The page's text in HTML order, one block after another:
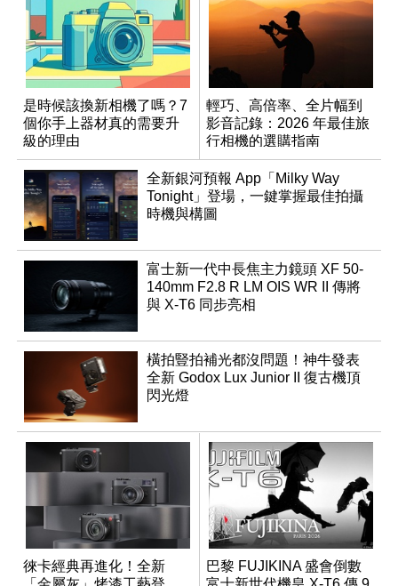
是時候該換新相機了嗎？7
個你手上器材真的需要升
級的理由
輕巧、高倍率、全片幅到
影音記錄：2026 年最佳旅
行相機的選購指南
全新銀河預報 App「Milky Way
Tonight」登場，一鍵掌握最佳拍攝
時機與構圖
富士新一代中長焦主力鏡頭 XF 50-
140mm F2.8 R LM OIS WR II 傳將
與 X-T6 同步亮相
橫拍豎拍補光都沒問題！神牛發表
全新 Godox Lux Junior II 復古機頂
閃光燈
徠卡經典再進化！全新
巴黎 FUJIKINA 盛會倒數